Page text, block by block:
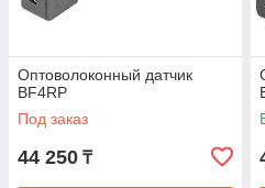
Автоматическое переключение
Оптоволоконный датчик
BF4RP
Под заказ
44 250 ₸